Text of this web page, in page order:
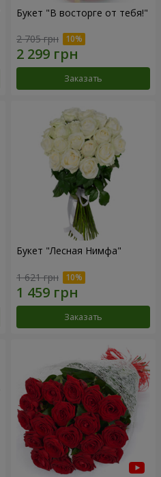
Букет "В восторге от тебя!"
2 705 грн
Заказать
Букет "Лесная Нимфа"
1 621 грн
Заказать